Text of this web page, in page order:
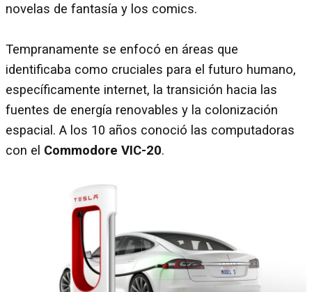
novelas de fantasía y los comics.
Tempranamente se enfocó en áreas que
identificaba como cruciales para el futuro humano,
específicamente internet, la transición hacia las
fuentes de energía renovables y la colonización
espacial. A los 10 años conoció las computadoras
con el Commodore VIC-20.